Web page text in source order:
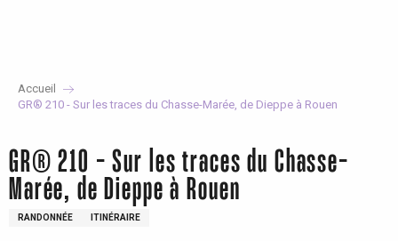
Accueil
GR® 210 - Sur les traces du Chasse-Marée, de Dieppe à Rouen
GR® 210 - Sur les traces du Chasse-
Marée, de Dieppe à Rouen
RANDONNÉE ITINÉRAIRE